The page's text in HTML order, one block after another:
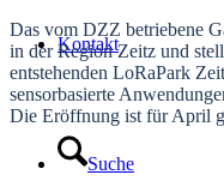
Kontakt
Suche
Das vom DZZ betriebene
in der Region Zeitz und
entstehenden LoRaPark
sensorbasierte
Die Eröffnung ist für April